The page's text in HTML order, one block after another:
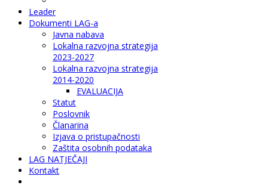
Leader
Dokumenti LAG-a
Javna nabava
Lokalna razvojna strategija
2023-2027
Lokalna razvojna strategija
2014-2020
EVALUACIJA
Statut
Poslovnik
Članarina
Izjava o pristupačnosti
Zaštita osobnih podataka
LAG NATJEČAJI
Kontakt